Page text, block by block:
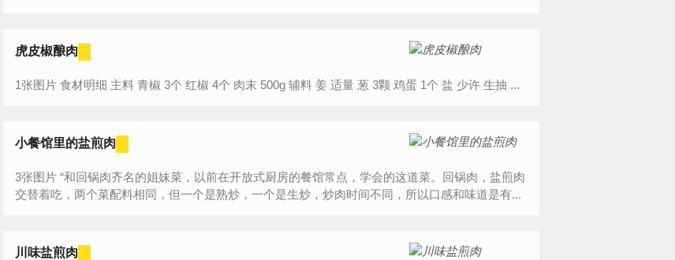
虎皮椒酿肉
1张图片 食材明细 主料 青椒 3个 红椒 4个 肉末 500g 辅料 姜 适量 葱 3颗 鸡蛋 1个 盐 少许 生抽 ...
小餐馆里的盐煎肉
3张图片 “和回锅肉齐名的姐妹菜，以前在开放式厨房的餐馆常点，学会的这道菜。回锅肉，盐煎肉
交替着吃，两个菜配料相同，但一个是熟炒，一个是生炒，炒肉时间不同，所以口感和味道是有...
川味盐煎肉